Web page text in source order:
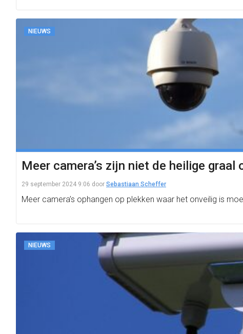
NIEUWS
Meer camera’s zijn niet de heilige
29 september 2024 9:06 door Sebastiaan Scheffer
Meer camera’s ophangen op plekken waar het onveilig is
NIEUWS